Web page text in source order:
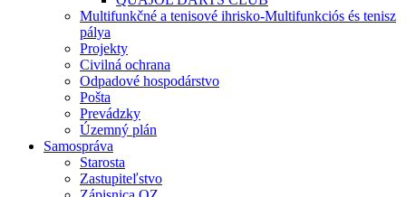
Multifunkčné a tenisové ihrisko-Multifunkciós és tenisz
pálya
Projekty
Civilná ochrana
Odpadové hospodárstvo
Pošta
Prevádzky
Územný plán
Samospráva
Starosta
Zastupiteľstvo